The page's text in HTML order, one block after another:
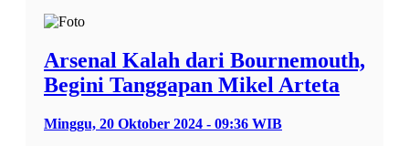
Arsenal Kalah dari Bournemouth,
Begini Tanggapan Mikel Arteta
Minggu, 20 Oktober 2024 - 09:36 WIB